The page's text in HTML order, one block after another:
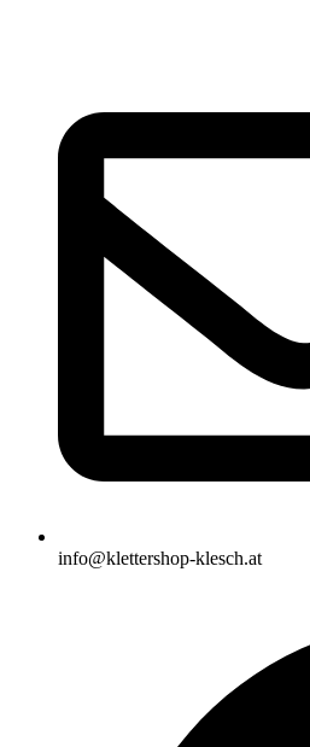
info@klettershop-klesch.at